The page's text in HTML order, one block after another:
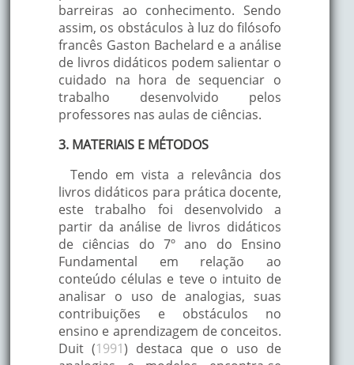
barreiras ao conhecimento. Sendo
assim, os obstáculos à luz do filósofo
francês Gaston Bachelard e a análise
de livros didáticos podem salientar o
cuidado na hora de sequenciar o
trabalho desenvolvido pelos
professores nas aulas de ciências.
3. MATERIAIS E MÉTODOS
Tendo em vista a relevância dos
livros didáticos para prática docente,
este trabalho foi desenvolvido a
partir da análise de livros didáticos
de ciências do 7º ano do Ensino
Fundamental em relação ao
conteúdo células e teve o intuito de
analisar o uso de analogias, suas
contribuições e obstáculos no
ensino e aprendizagem de conceitos.
Duit (1991) destaca que o uso de